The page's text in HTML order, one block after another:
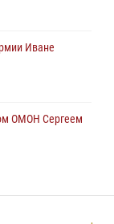
Иване
ОМОН Сергеем